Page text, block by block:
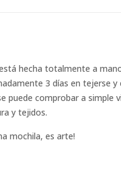
hecha totalmente a
3 días en tejerse y
puede comprobar a simple
y tejidos.
mochila, es arte!